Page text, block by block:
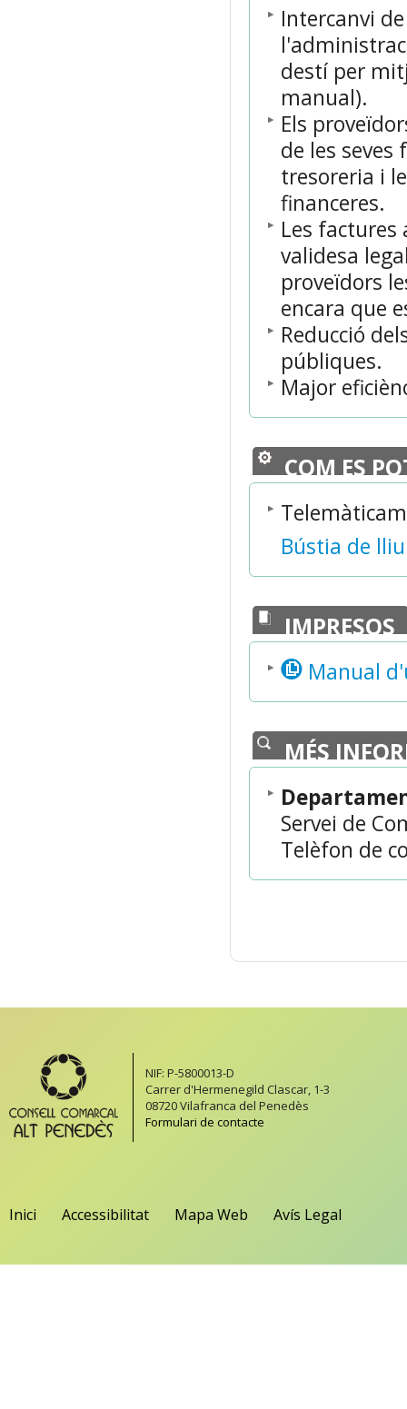
Intercanvi
destí per
manual).
Els
de les
tresoreria i
financeres.
Les
validesa
proveïdors
encara que
Reducció
públiques.
Major
COM ES
Bústia de
IMPRESOS
Manual
MÉS
Servei de
Telèfon de
NIF: P-5800013-D
Carrer d'Hermenegild Clascar, 1-3
08720 Vilafranca del Penedès
Formulari de contacte
Inici Accessibilitat Mapa Web Avís Legal